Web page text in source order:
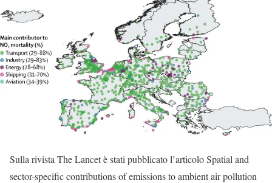
Sulla rivista The Lancet è stati pubblicato l’articolo Spatial and
sector-specific contributions of emissions to ambient air pollution